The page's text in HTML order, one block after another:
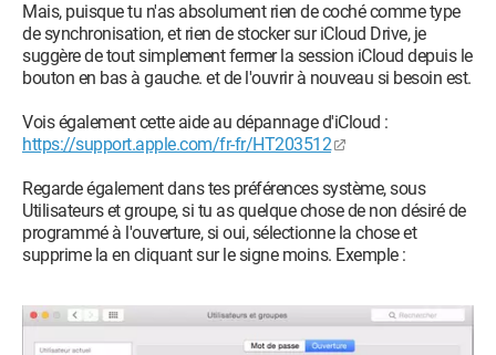
Mais, puisque tu n'as absolument rien de coché comme type
de synchronisation, et rien de stocker sur iCloud Drive, je
suggère de tout simplement fermer la session iCloud depuis le
bouton en bas à gauche. et de l'ouvrir à nouveau si besoin est.
Vois également cette aide au dépannage d'iCloud :
https://support.apple.com/fr-fr/HT203512
Regarde également dans tes préférences système, sous
Utilisateurs et groupe, si tu as quelque chose de non désiré de
programmé à l'ouverture, si oui, sélectionne la chose et
supprime la en cliquant sur le signe moins. Exemple :